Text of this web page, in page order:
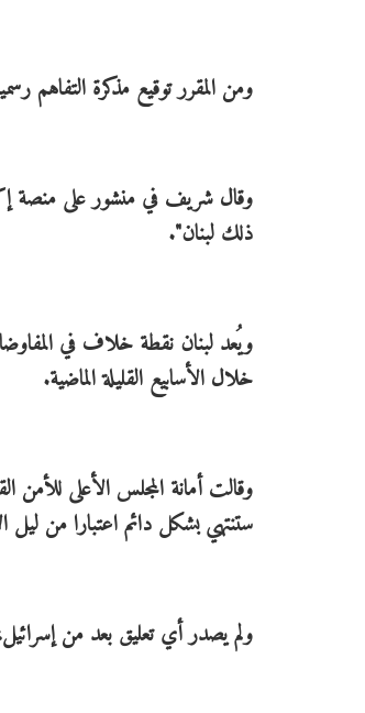
ومن المقرر توقيع مذكرة التفاهم
وقال شريف في منشور على منصة
ذلك لبنان".
ويُعد لبنان نقطة خلاف في
خلال الأسابيع القليلة الماضية.
وقالت أمانة المجلس الأعلى للأمن
ستنتهي بشكل دائم اعتبارا من ليل
ولم يصدر أي تعليق بعد من